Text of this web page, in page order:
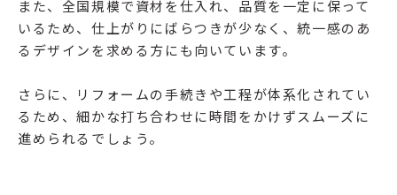
また、全国規模で資材を仕入れ、品質を一定に保って
いるため、仕上がりにばらつきが少なく、統一感のあ
るデザインを求める方にも向いています。
さらに、リフォームの手続きや工程が体系化されてい
るため、細かな打ち合わせに時間をかけずスムーズに
進められるでしょう。